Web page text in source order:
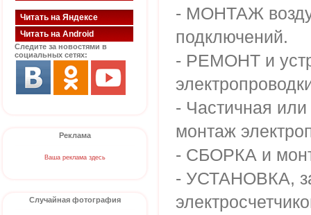
Читать на Яндексе
Читать на Android
Следите за новостями в
социальных сетях:
Реклама
Ваша реклама здесь
Случайная фотография
- МОНТАЖ
подключений.
- РЕМОНТ и
- Частичная
монтаж
- СБОРКА и
- УСТАНОВКА,